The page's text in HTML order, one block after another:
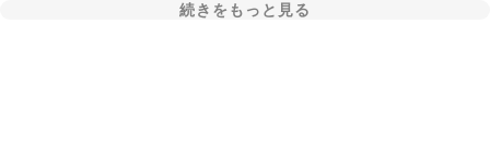
続きをもっと見る